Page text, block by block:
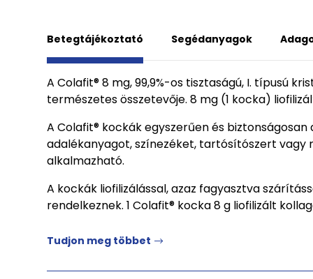
Betegtájékoztató Segédanyagok
A Colafit® 8 mg, 99,9%-os tisztaságú, I. típusú
természetes összetevője. 8 mg (1 kocka)
A Colafit® kockák egyszerűen és
adalékanyagot, színezéket, tartósítószert vagy
alkalmazható.
A kockák liofilizálással, azaz fagyasztva
rendelkeznek. 1 Colafit® kocka 8 g liofilizált
Tudjon meg többet